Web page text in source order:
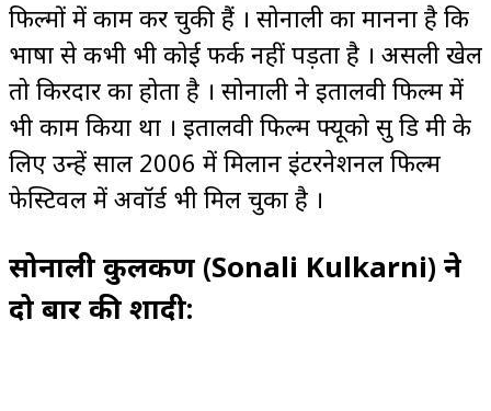
फिल्मों में काम कर चुकी हैं । सोनाली का मानना है कि
भाषा से कभी भी कोई फर्क नहीं पड़ता है । असली खेल
तो किरदार का होता है । सोनाली ने इतालवी फिल्म में
भी काम किया था । इतालवी फिल्म फ्यूको सु डि मी के
लिए उन्हें साल 2006 में मिलान इंटरनेशनल फिल्म
फेस्टिवल में अवॉर्ड भी मिल चुका है ।
सोनाली कुलकर्णी (Sonali Kulkarni) ने
दो बार की शादी: